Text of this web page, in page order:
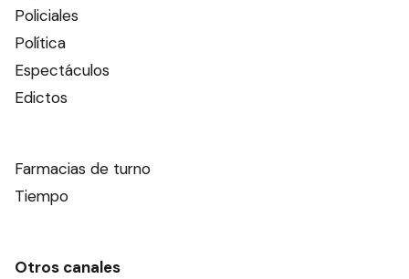
Policiales
Política
Espectáculos
Edictos
Farmacias de turno
Tiempo
Otros canales